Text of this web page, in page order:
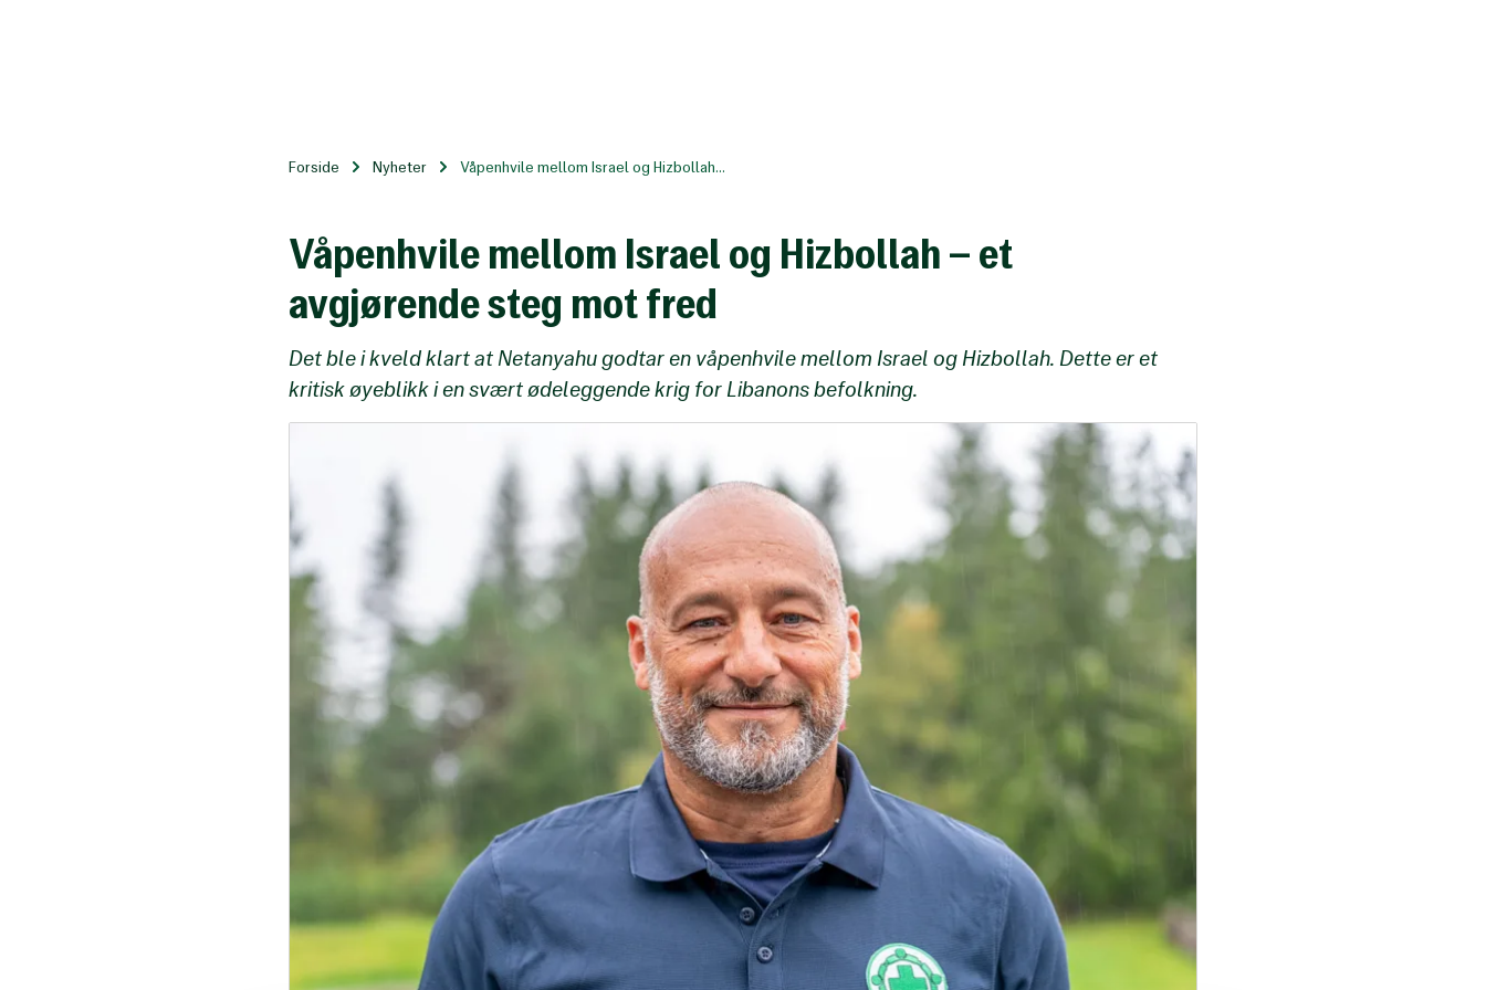
Forside Nyheter Våpenhvile mellom Israel og Hizbollah...
Våpenhvile mellom Israel og Hizbollah – et
avgjørende steg mot fred
Det ble i kveld klart at Netanyahu godtar en våpenhvile mellom Israel og Hizbollah. Dette er et
kritisk øyeblikk i en svært ødeleggende krig for Libanons befolkning.